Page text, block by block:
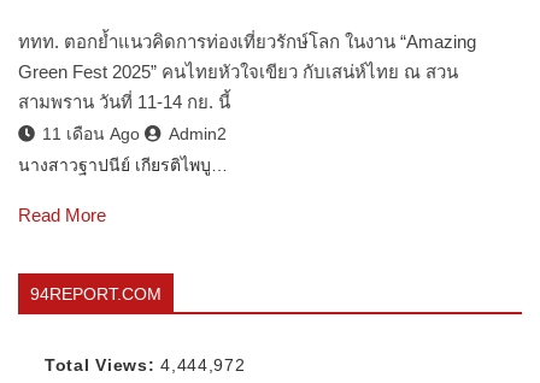
ททท. ตอกย้ำแนวคิดการท่องเที่ยวรักษ์โลก ในงาน “Amazing
Green Fest 2025” คนไทยหัวใจเขียว กับเสน่ห์ไทย ณ สวน
สามพราน วันที่ 11-14 กย. นี้
11 เดือน Ago
Admin2
นางสาวฐาปนีย์ เกียรติไพบู…
Read More
94REPORT.COM
Total Views:4,444,972